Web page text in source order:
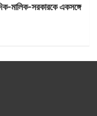
মালিক-সরকারকে একসঙ্গে